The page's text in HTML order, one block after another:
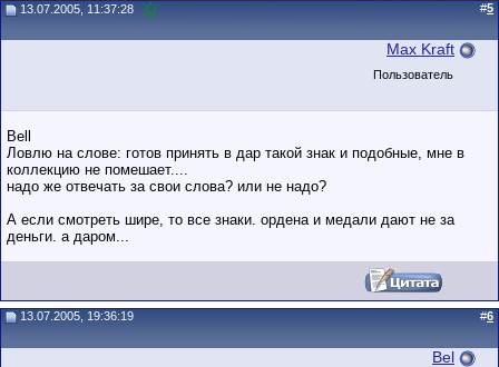
13.07.2005, 11:37:28 #5
Max Kraft
Пользователь
Bell
Ловлю на слове: готов принять в дар такой знак и подобные, мне в
коллекцию не помешает....
надо же отвечать за свои слова? или не надо?
А если смотреть шире, то все знаки. ордена и медали дают не за
деньги. а даром...
13.07.2005, 19:36:19 #6
Bel